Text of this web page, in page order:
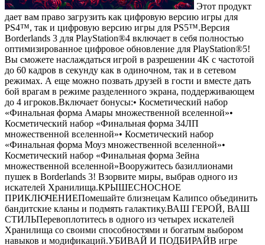
Этот продукт
дает вам право загрузить как цифровую версию игры для
PS4™, так и цифровую версию игры для PS5™.Версия
Borderlands 3 для PlayStation®4 включает в себя полностью
оптимизированное цифровое обновление для PlayStation®5!
Вы сможете наслаждаться игрой в разрешении 4K с частотой
до 60 кадров в секунду как в одиночном, так и в сетевом
режимах. А еще можно позвать друзей в гости и вместе дать
бой врагам в режиме разделенного экрана, поддерживающем
до 4 игроков.Включает бонусы:• Косметический набор
«Финальная форма Амары множественной вселенной»•
Косметический набор «Финальная форма З4ЛП
множественной вселенной»• Косметический набор
«Финальная форма Моуз множественной вселенной»•
Косметический набор «Финальная форма Зейна
множественной вселенной»Вооружитесь базиллионами
пушек в Borderlands 3! Взорвите миры, выбрав одного из
искателей Хранилища.КРЫШЕСНОСНОЕ
ПРИКЛЮЧЕНИЕПомешайте близнецам Калипсо объединить
бандитские кланы и подмять галактику.ВАШ ГЕРОЙ, ВАШ
СТИЛЬПеревоплотитесь в одного из четырех искателей
Хранилища со своими способностями и богатым выбором
навыков и модификаций.УБИВАЙ И ПОДБИРАЙВ игре